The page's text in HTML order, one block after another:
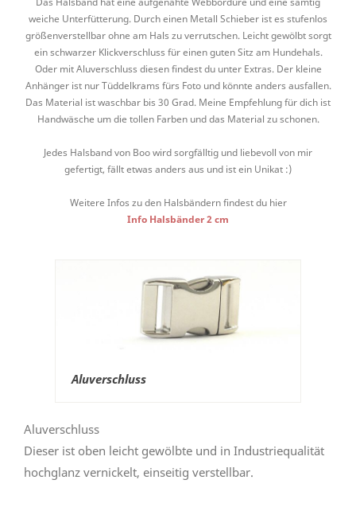
weiche Unterfütterung. Durch einen Metall Schieber ist es stufenlos
größenverstellbar ohne am Hals zu verrutschen. Leicht gewölbt sorgt
ein schwarzer Klickverschluss für einen guten Sitz am Hundehals.
Oder mit Aluverschluss diesen findest du unter Extras. Der kleine
Anhänger ist nur Tüddelkrams fürs Foto und könnte anders ausfallen.
Das Material ist waschbar bis 30 Grad. Meine Empfehlung für dich ist
Handwäsche um die tollen Farben und das Material zu schonen.
Jedes Halsband von Boo wird sorgfälltig und liebevoll von mir
gefertigt, fällt etwas anders aus und ist ein Unikat :)
Weitere Infos zu den Halsbändern findest du hier
Info Halsbänder 2 cm
Aluverschluss
Aluverschluss
Dieser ist oben leicht gewölbte und in Industriequalität
hochglanz vernickelt, einseitig verstellbar.